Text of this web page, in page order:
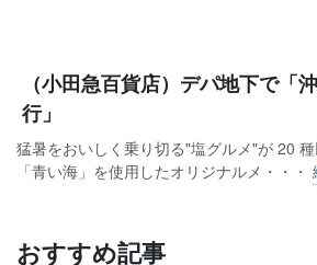
（小田急百貨店）デパ地下で「
行」
猛暑をおいしく乗り切る"塩グルメ"が 20
「青い海」を使用したオリジナルメ・・・
おすすめ記事